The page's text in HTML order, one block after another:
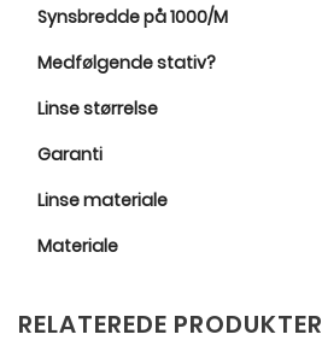
Synsbredde på 1000/M
Medfølgende stativ?
Linse størrelse
Garanti
Linse materiale
Materiale
RELATEREDE PRODUKTER